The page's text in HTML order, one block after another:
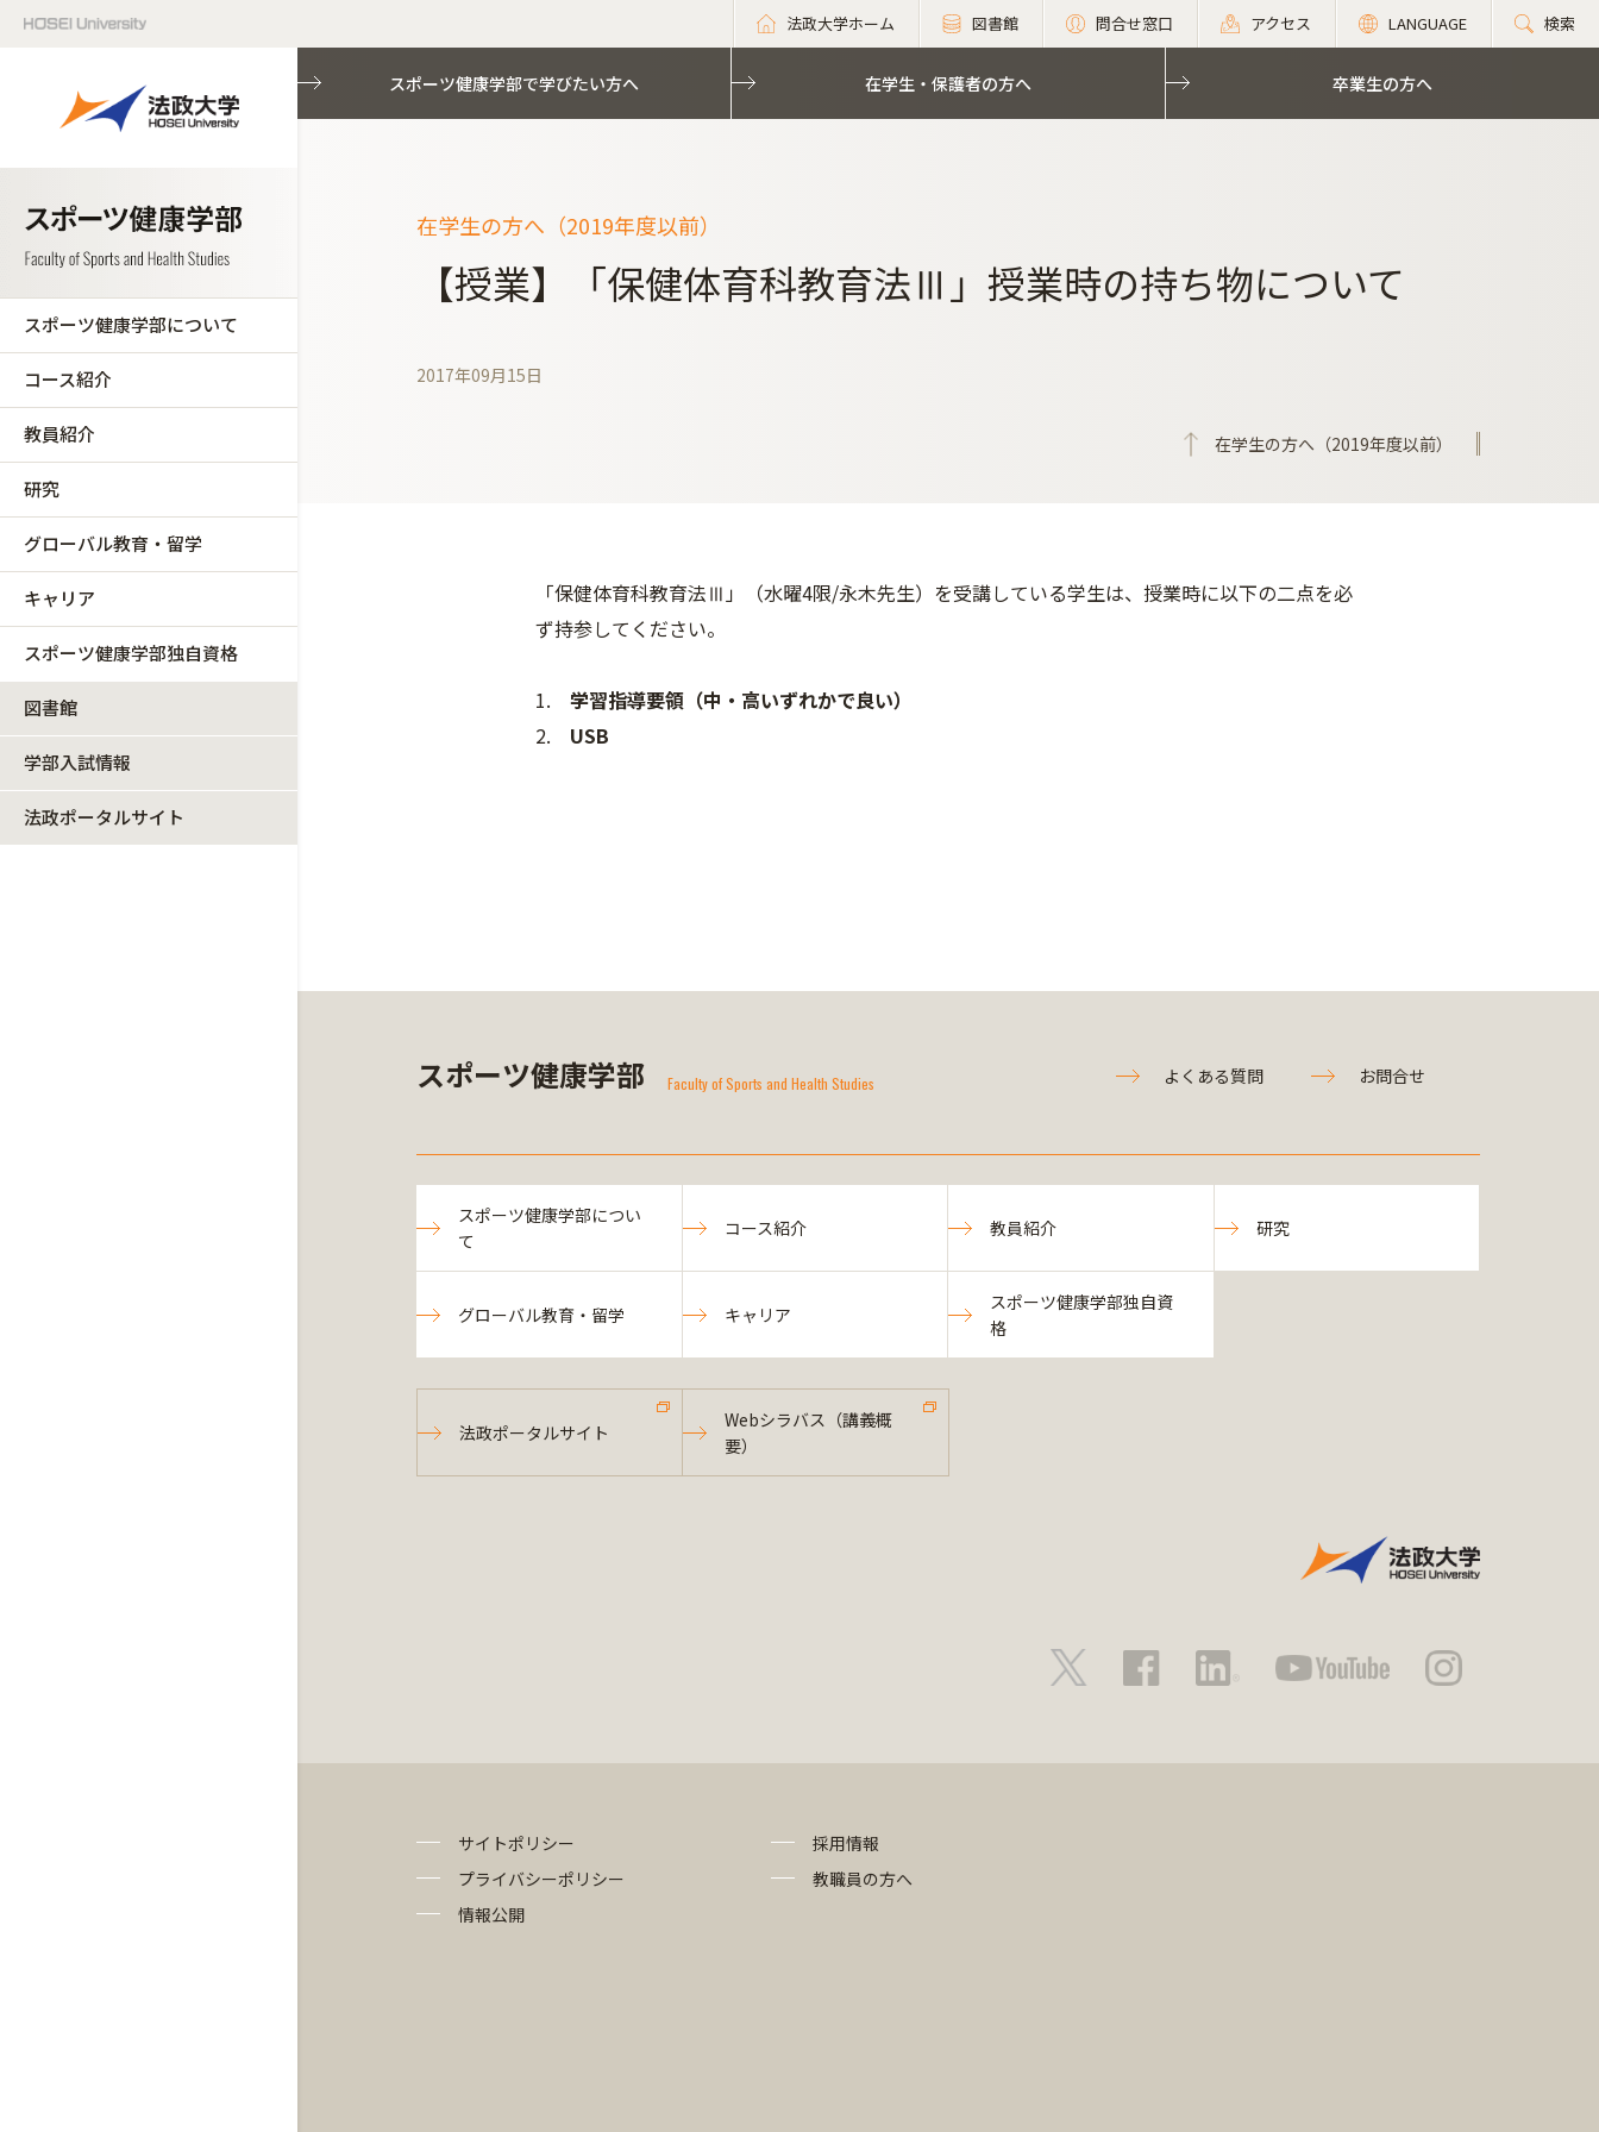
法政大学ホーム 図書館 問合せ窓口 アクセス LANGUAGE 検索
スポーツ健康学部について
コース紹介
教員紹介
研究
グローバル教育・留学
キャリア
スポーツ健康学部独自資格
図書館
学部入試情報
法政ポータルサイト
スポーツ健康学部で学びたい方へ 在学生・保護者の方へ 卒業生の方へ
在学生の方へ（2019年度以前）
【授業】「保健体育科教育法Ⅲ」授業時の持ち物について
2017年09月15日
在学生の方へ（2019年度以前）
「保健体育科教育法Ⅲ」（水曜4限/永木先生）を受講している学生は、授業時に以下の二点を必
ず持参してください。
1. 学習指導要領（中・高いずれかで良い）
2. USB
スポーツ健康学部 Faculty of Sports and Health Studies よくある質問 お問合せ
スポーツ健康学部につい
て
コース紹介 教員紹介 研究
グローバル教育・留学 キャリア
スポーツ健康学部独自資
格
法政ポータルサイト
Webシラバス（講義概
要）
サイトポリシー
プライバシーポリシー
情報公開
採用情報
教職員の方へ